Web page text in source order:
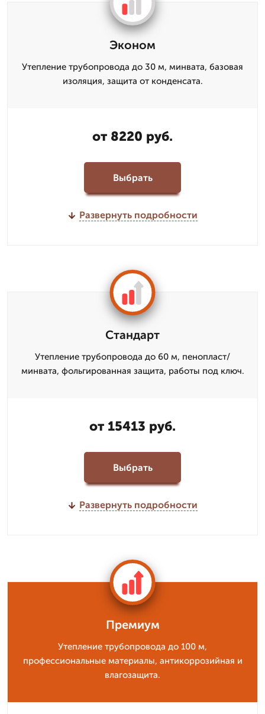
Эконом
Утепление трубопровода до 30 м, минвата, базовая
изоляция, защита от конденсата.
от 8220 руб.
Выбрать
Развернуть подробности
Стандарт
Утепление трубопровода до 60 м, пенопласт/
минвата, фольгированная защита, работы под ключ.
от 15413 руб.
Выбрать
Развернуть подробности
Премиум
Утепление трубопровода до 100 м,
профессиональные материалы, антикоррозийная и
влагозащита.